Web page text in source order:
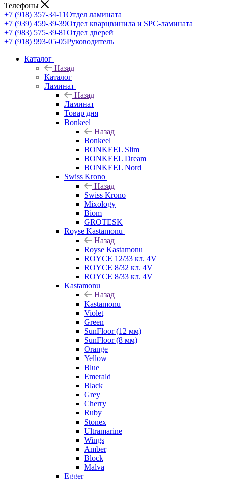
Телефоны
+7 (918) 357-34-11Отдел ламината
+7 (939) 459-39-39Отдел кварцвинила и SPC-ламината
+7 (983) 575-39-81Отдел дверей
+7 (918) 993-05-05Руководитель
Каталог
Назад
Каталог
Ламинат
Назад
Ламинат
Товар дня
Bonkeel
Назад
Bonkeel
BONKEEL Slim
BONKEEL Dream
BONKEEL Nord
Swiss Krono
Назад
Swiss Krono
Mixology
Biom
GROTESK
Royse Kastamonu
Назад
Royse Kastamonu
ROYCE 12/33 кл. 4V
ROYCE 8/32 кл. 4V
ROYCE 8/33 кл. 4V
Kastamonu
Назад
Kastamonu
Violet
Green
SunFloor (12 мм)
SunFloor (8 мм)
Orange
Yellow
Blue
Emerald
Black
Grey
Cherry
Ruby
Stonex
Ultramarine
Wings
Amber
Block
Malva
Egger